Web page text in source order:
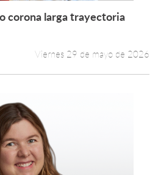
Leer más +
corona larga trayectoria
Viernes 29 de mayo de 2026